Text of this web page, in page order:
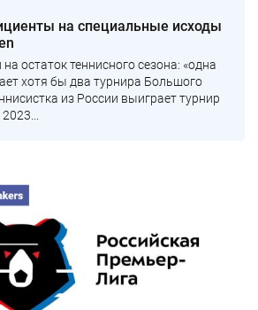
на специальные исходы
остаток теннисного сезона: «одна
хотя бы два турнира Большого
из России выиграет турнир